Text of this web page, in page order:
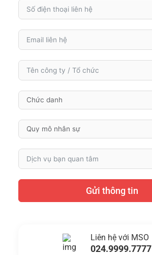
Gửi thông tin
Liên hệ với MSO
024.9999.7777